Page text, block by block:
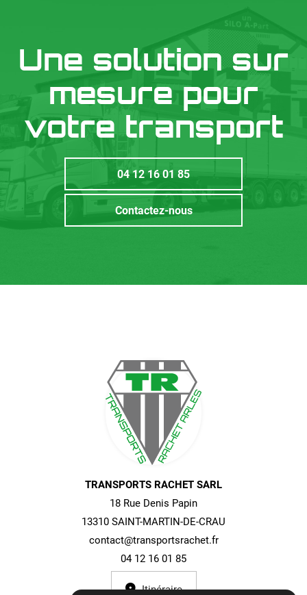
Une solution sur
mesure pour
votre transport
04 12 16 01 85
Contactez-nous
TRANSPORTS RACHET SARL
18 Rue Denis Papin
13310 SAINT-MARTIN-DE-CRAU
contact@transportsrachet.fr
04 12 16 01 85
Itinéraire